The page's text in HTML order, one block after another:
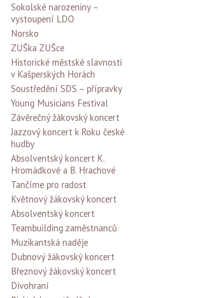
Sokolské narozeniny –
vystoupení LDO
Norsko
ZUŠka ZUŠce
Historické městské slavnosti
v Kašperských Horách
Soustředění SDS – přípravky
Young Musicians Festival
Závěrečný žákovský koncert
Jazzový koncert k Roku české
hudby
Absolventský koncert K.
Hromádkové a B. Hrachové
Tančíme pro radost
Květnový žákovský koncert
Absolventský koncert
Teambuilding zaměstnanců
Muzikantská naděje
Dubnový žákovský koncert
Březnový žákovský koncert
Divohraní